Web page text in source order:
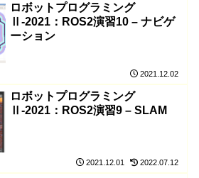
ロボットプログラミング
Ⅱ-2021：ROS2演習10 – ナビゲ
ーション
2021.12.02
ロボットプログラミング
Ⅱ-2021：ROS2演習9 – SLAM
2021.12.01 2022.07.12